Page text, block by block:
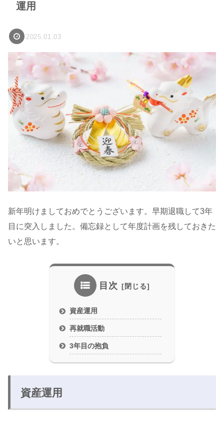
運用
2025.01.03
新年明けましておめでとうございます。早期退職して3年
目に突入しました。備忘録として年度計画を残しておきた
いと思います。
目次
資産運用
再就職活動
3年目の抱負
資産運用